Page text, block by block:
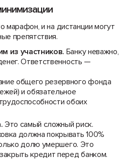
марафон, и на дистанции могут
препятствия.
из участников. Банку неважно,
Ответственность —
общего резервного фонда
и обязательное
обоих
Это самый сложный риск.
должна покрывать 100%
долю умершего. Это
кредит перед банком.